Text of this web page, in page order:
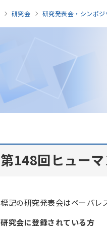
研究会 研究発表会・シンポ
第148回ヒュー
標記の研究発表会はペーパレ
研究会に登録されている方